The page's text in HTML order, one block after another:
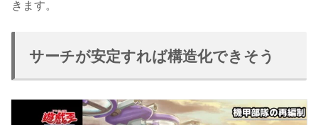
きます。
サーチが安定すれば構造化できそう